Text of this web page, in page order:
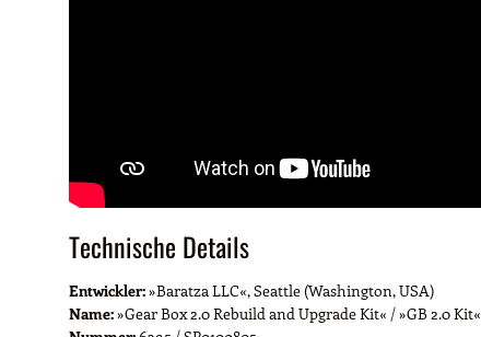
Technische Details
Entwickler:»Baratza LLC«, Seattle (Washington, USA)
Name:»Gear Box 2.0 Rebuild and Upgrade Kit« / »GB 2.0 Kit«